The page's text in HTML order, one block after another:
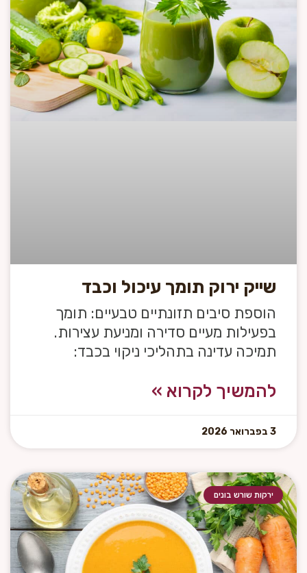
שייק ירוק תומך עיכול וכבד
הוספת סיבים תזונתיים טבעיים: תומך
בפעילות מעיים סדירה ומניעת עצירות.
תמיכה עדינה בתהליכי ניקוי בכבד:
להמשיך לקרוא »
3 בפברואר 2026
ירקות שורש בונים